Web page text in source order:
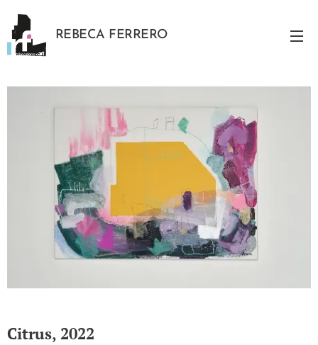
REBECA FERRERO
Citrus, 2022